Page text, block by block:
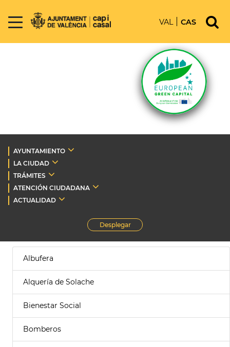
VAL CAS
AYUNTAMIENTO
LA CIUDAD
TRÁMITES
ATENCIÓN CIUDADANA
ACTUALIDAD
Desplegar
Albufera
Alquería de Solache
Bienestar Social
Bomberos